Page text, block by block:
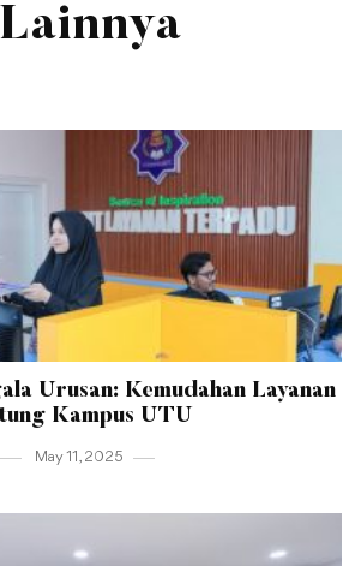
Urusan: Kemudahan Layanan
Kampus UTU
May 11 , 2025